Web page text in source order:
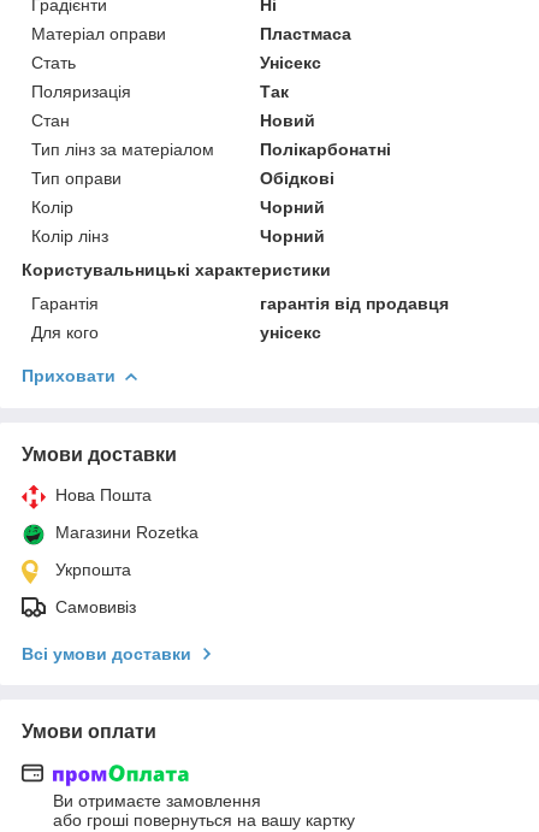
Градієнти
Ні
Матеріал оправи
Пластмаса
Стать
Унісекс
Поляризація
Так
Стан
Новий
Тип лінз за матеріалом
Полікарбонатні
Тип оправи
Обідкові
Колір
Чорний
Колір лінз
Чорний
Користувальницькі характеристики
Гарантія
гарантія від продавця
Для кого
унісекс
Приховати
Умови доставки
Нова Пошта
Магазини Rozetka
Укрпошта
Самовивіз
Всі умови доставки
Умови оплати
Ви отримаєте замовлення
або гроші повернуться на вашу картку